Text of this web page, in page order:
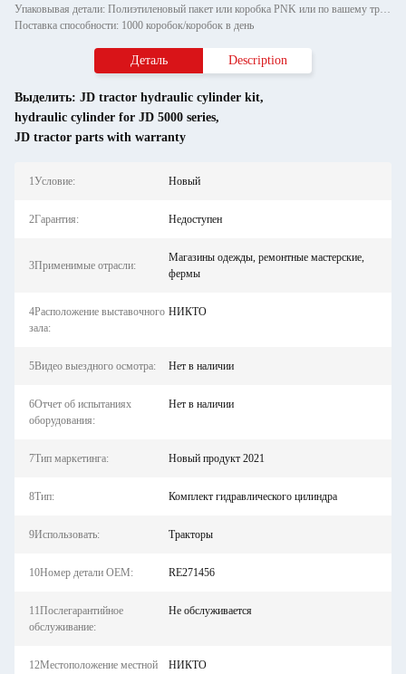
Упаковывая детали: Полиэтиленовый пакет или коробка PNK или по вашему требованию.
Поставка способности: 1000 коробок/коробок в день
Деталь Description
Выделить: JD tractor hydraulic cylinder kit,
hydraulic cylinder for JD 5000 series,
JD tractor parts with warranty
1Условие: Новый
2Гарантия: Недоступен
3Применимые отрасли:
Магазины одежды, ремонтные мастерские,
фермы
4Расположение выставочного
зала:
НИКТО
5Видео выездного осмотра: Нет в наличии
6Отчет об испытаниях
оборудования:
Нет в наличии
7Тип маркетинга: Новый продукт 2021
8Тип: Комплект гидравлического цилиндра
9Использовать: Тракторы
10Номер детали OEM: RE271456
11Послегарантийное
обслуживание:
Не обслуживается
12Местоположение местной
НИКТО